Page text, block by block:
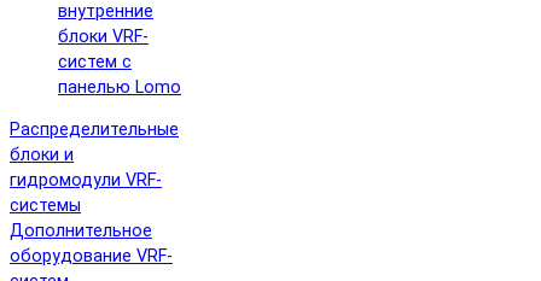
внутренние
блоки VRF-
систем с
панелью Lomo
Распределительные
блоки и
гидромодули VRF-
системы
Дополнительное
оборудование VRF-